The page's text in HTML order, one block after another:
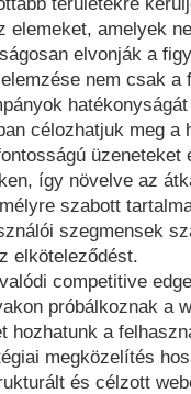
elemeket, amelyek
elvonják a
nem csak
célozhatjuk meg
üzeneteket
így növelve az
szabott
szegmensek
elköteleződést.
competitive
próbálkoznak a
hozhatunk a
megközelítés
és célzott